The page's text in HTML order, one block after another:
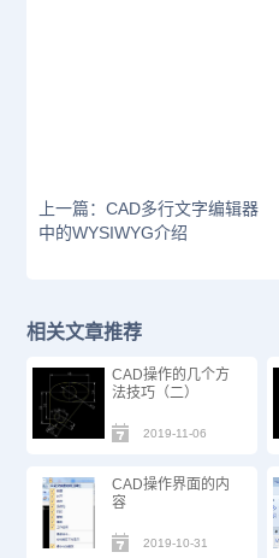
上一篇：CAD多行文字编辑器
中的WYSIWYG介绍
相关文章推荐
CAD操作的几个方
法技巧（二）
2019-11-06
CAD操作界面的内
容
2019-10-31